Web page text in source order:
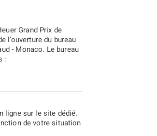
Grand Prix de
l’ouverture du bureau
- Monaco. Le bureau
:
ligne sur le site dédié.
de votre situation